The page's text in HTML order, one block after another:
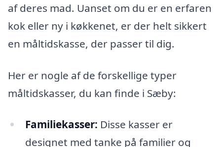
af deres mad. Uanset om du er en erfaren
kok eller ny i køkkenet, er der helt sikkert
en måltidskasse, der passer til dig.
Her er nogle af de forskellige typer
måltidskasser, du kan finde i Sæby:
Familiekasser: Disse kasser er
designet med tanke på familier og